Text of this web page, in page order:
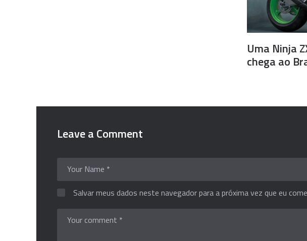
Uma Ninja
chega ao
Leave a Comment
Salvar meus dados neste navegador para a próxima vez que eu